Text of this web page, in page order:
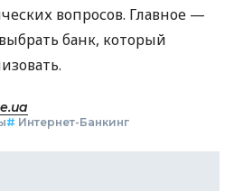
вопросов. Главное —
банк, который
# Интернет-Банкинг